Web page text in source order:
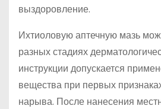
выздоровление.
Ихтиоловую аптечную мазь
разных стадиях
инструкции допускается
вещества при первых
нарыва. После нанесения